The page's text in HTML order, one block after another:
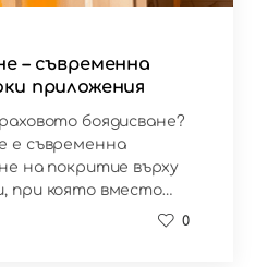
– съвременна
приложения
боядисване?
е съвременна
на покритие върху
при която вместо…
0